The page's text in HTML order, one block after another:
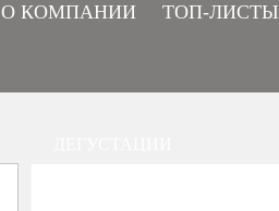
О КОМПАНИИ ТОП-ЛИСТЫ